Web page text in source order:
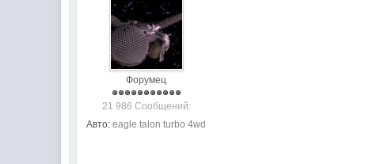
Форумец
21 986 Сообщений:
Авто: eagle talon turbo 4wd